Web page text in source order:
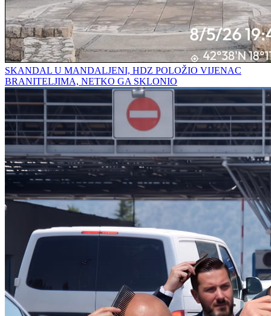
SKANDAL U MANDALJENI, HDZ POLOŽIO VIJENAC
BRANITELJIMA, NETKO GA SKLONIO